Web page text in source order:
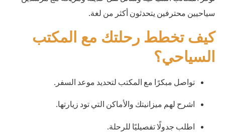
سياحيين محترفين يتحدثون أكثر من لغة.
كيف تخطط رحلتك مع المكتب
السياحي؟
تواصل مبكرًا مع المكتب لتحديد موعد السفر.
اشرح لهم ميزانيتك والأماكن التي تود زيارتها.
اطلب جدولًا تفصيليًا للرحلة.